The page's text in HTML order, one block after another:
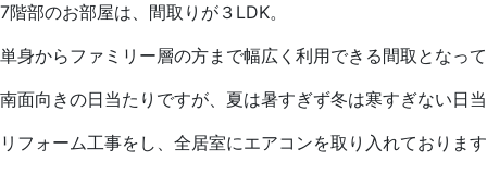
7階部のお部屋は、間取りが３LDK。
単身からファミリー層の方まで幅広く利用できる間取となって
南面向きの日当たりですが、夏は暑すぎず冬は寒すぎない日当
リフォーム工事をし、全居室にエアコンを取り入れております